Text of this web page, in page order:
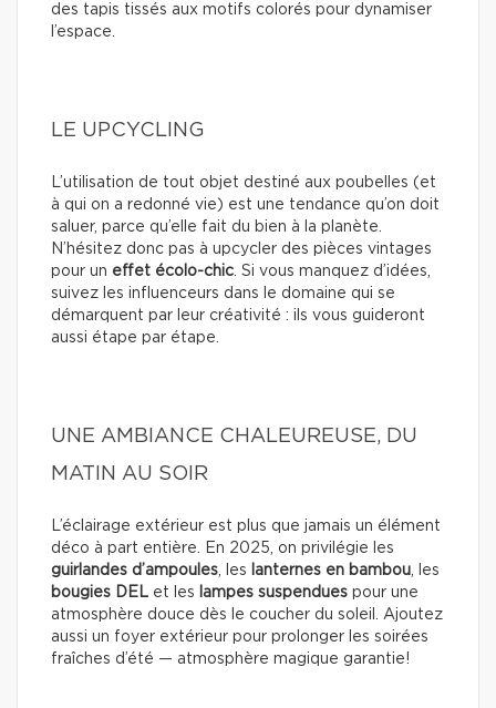
des tapis tissés aux motifs colorés pour dynamiser
l’espace.
LE UPCYCLING
L’utilisation de tout objet destiné aux poubelles (et
à qui on a redonné vie) est une tendance qu’on doit
saluer, parce qu’elle fait du bien à la planète.
N’hésitez donc pas à upcycler des pièces vintages
pour un effet écolo-chic . Si vous manquez d’idées,
suivez les influenceurs dans le domaine qui se
démarquent par leur créativité : ils vous guideront
aussi étape par étape.
UNE AMBIANCE CHALEUREUSE, DU
MATIN AU SOIR
L’éclairage extérieur est plus que jamais un élément
déco à part entière. En 2025, on privilégie les
guirlandes d’ampoules , les lanternes en bambou , les
bougies DEL et les lampes suspendues pour une
atmosphère douce dès le coucher du soleil. Ajoutez
aussi un foyer extérieur pour prolonger les soirées
fraîches d’été — atmosphère magique garantie!